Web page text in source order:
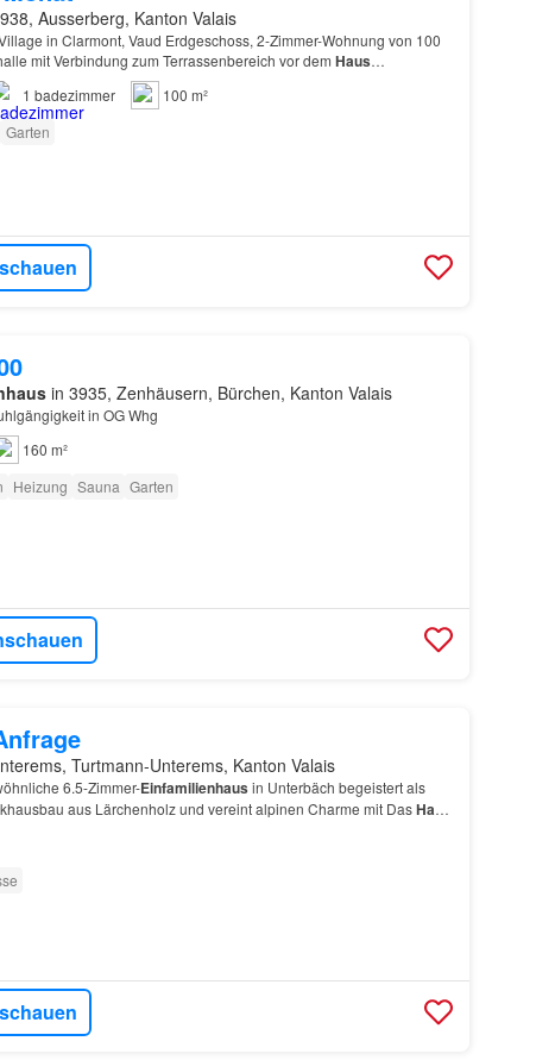
Ausserberg, Kanton Valais
in Clarmont, Vaud Erdgeschoss, 2-Zimmer-Wohnung von 100
mit Verbindung zum Terrassenbereich vor dem Haus
und Schrank, Badezimmer mit Badewanne, Dusc…
1 badezimmer
100 m²
Garten
in 3935, Zenhäusern, Bürchen, Kanton Valais
in OG Whg
160 m²
Heizung Sauna Garten
Turtmann-Unterems, Kanton Valais
6.5-Zimmer-Einfamilienhaus in Unterbäch begeistert als
aus Lärchenholz und vereint alpinen Charme mit DasHaus